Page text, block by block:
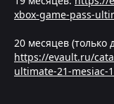
xbox-game-pass-
20 месяцев (только
https://evault.ru/
ultimate-21-mesiac-